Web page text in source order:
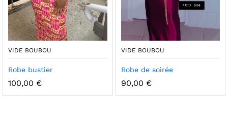
VIDE BOUBOU
Robe bustier
100,00 €
VIDE BOUBOU
Robe de soirée
90,00 €